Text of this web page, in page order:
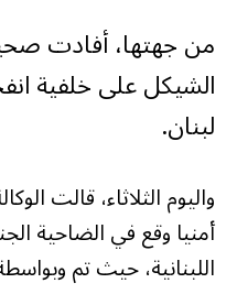
من جهتها، أفادت
الشيكل على خلفية
لبنان.
واليوم الثلاثاء، قالت
أمنيا وقع في الضاحية
اللبنانية، حيث تم